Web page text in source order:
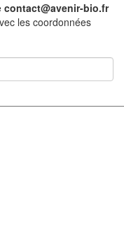
contact@avenir-bio.fr
les coordonnées